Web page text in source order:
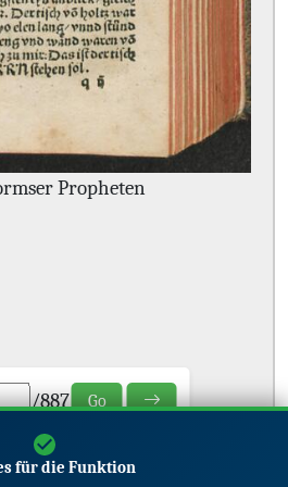
Propheten
/887 Go
für die Funktion